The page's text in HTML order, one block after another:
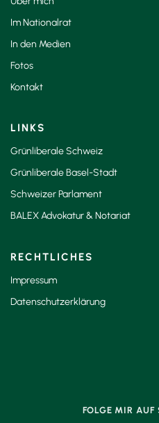
Im Nationalrat
In den Medien
Fotos
Kontakt
LINKS
Grünliberale Schweiz
Grünliberale Basel-Stadt
Schweizer Parlament
BALEX Advokatur & Notariat
RECHTLICHES
Impressum
Datenschutzerklärung
FOLGE MIR